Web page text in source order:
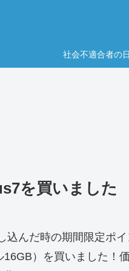
社会不適合者の
を買いました
込んだ時の期間限定ポ
）を買いました！